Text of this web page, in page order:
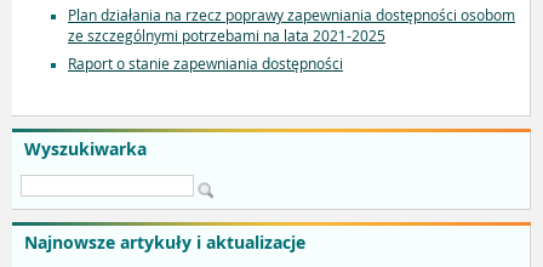
Wyszukiwarka
Najnowsze artykuły i aktualizacje
Plan działania na rzecz poprawy zapewniania dostępności osobom
ze szczególnymi potrzebami na lata 2021-2025
Raport o stanie zapewniania dostępności